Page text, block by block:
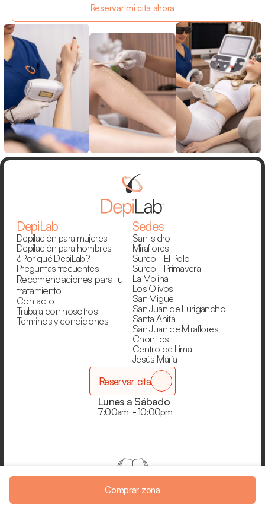
Reservar mi cita ahora
DepiLab
Depilación para mujeres
Depilación para hombres
¿Por qué DepiLab?
Preguntas frecuentes
Recomendaciones para tu
tratamiento
Contacto
Trabaja con nosotros
Términos y condiciones
Sedes
San Isidro
Miraflores
Surco - El Polo
Surco - Primavera
La Molina
Los Olivos
San Miguel
San Juan de Lurigancho
Santa Anita
San Juan de Miraflores
Chorrillos
Centro de Lima
Jesús María
Reservar cita
Lunes a Sábado
7:00am  - 10:00pm
DepiLab® 2025 ©  - Todos los derechos reservados.
Comprar zona